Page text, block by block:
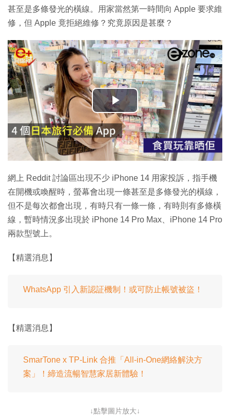
甚至是多條發光的橫線。用家當然第一時間向 Apple 要求維
修，但 Apple 竟拒絕維修？究竟原因是甚麼？
播
放
影
片
網上 Reddit 討論區出現不少 iPhone 14 用家投訴，指手機
在開機或喚醒時，螢幕會出現一條甚至是多條發光的橫線，
但不是每次都會出現，有時只有一條一條，有時則有多條橫
線，暫時情況多出現於 iPhone 14 Pro Max、iPhone 14 Pro
兩款型號上。
【精選消息】
WhatsApp 引入新認証機制！或可防止帳號被盜！
【精選消息】
SmarTone x TP-Link 合推「All-in-One網絡解決方
案」！締造流暢智慧家居新體驗！
↓點擊圖片放大↓